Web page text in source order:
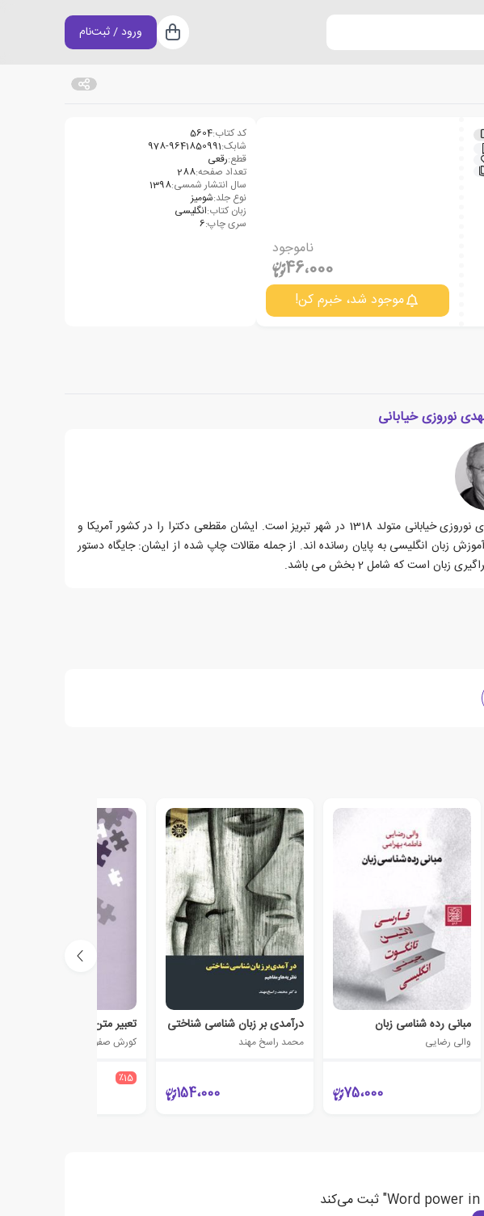
سبد خرید
ورود / ثبت‌نام
ناموجود
46،000
موجود شد، خبرم کن!
کد کتاب:5604
شابک:978-9641850991
قطع:رقعی
تعداد صفحه:288
سال انتشار شمسی:1398
نوع جلد:شومیز
زبان کتاب:انگلیسی
سری چاپ:6
نوروزی خیابانی
دکتر مهدی نوروزی خیابانی متولد 1318 در شهر تبریز است. ایشان مقطعی دکترا را در کشور آمریکا و
زبان انگلیسی به پایان رسانده اند. از جمله مقالات چاپ شده از ایشان: جایگاه دستور
زبان است که شامل 2 بخش می باشد.
مبانی رده شناسی زبان
والی رضایی
75،000
درآمدی بر زبان شناسی شناختی
محمد راسخ مهند
154،000
تعبیر متن
کورش صفوی
٪15